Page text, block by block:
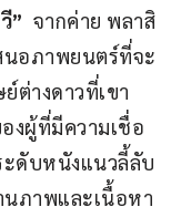
” จากค่าย พลาสิ
สนอภาพยนตร์ที่จะ
ต่างดาวที่เขา
งผู้ที่มีความเชื่อ
ะดับหนังแนวลี้ลับ
นภาพและเนื้อหา